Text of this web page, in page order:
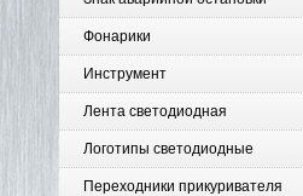
Фонарики
Инструмент
Лента светодиодная
Логотипы светодиодные
Переходники прикуривателя